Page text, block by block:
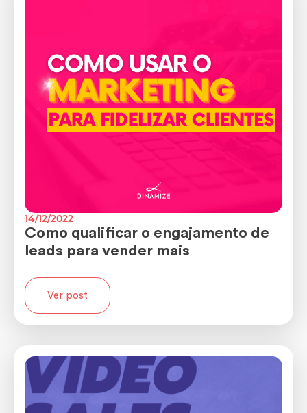
14/12/2022
Como qualificar o engajamento de
leads para vender mais
Ver post